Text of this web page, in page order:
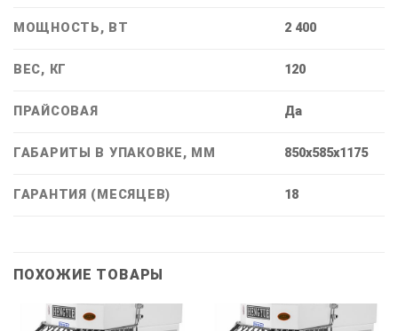
МОЩНОСТЬ, ВТ 2 400
ВЕС, КГ 120
ПРАЙСОВАЯ Дa
ГАБАРИТЫ В УПАКОВКЕ, ММ 850x585x1175
ГАРАНТИЯ (МЕСЯЦЕВ) 18
ПОХОЖИЕ ТОВАРЫ